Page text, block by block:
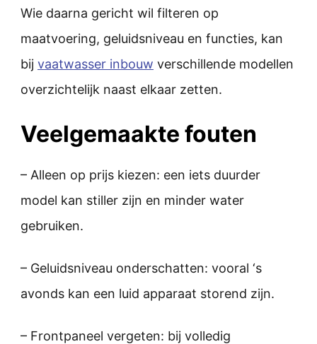
Wie daarna gericht wil filteren op
maatvoering, geluidsniveau en functies, kan
bij vaatwasser inbouw verschillende modellen
overzichtelijk naast elkaar zetten.
Veelgemaakte fouten
– Alleen op prijs kiezen: een iets duurder
model kan stiller zijn en minder water
gebruiken.
– Geluidsniveau onderschatten: vooral ‘s
avonds kan een luid apparaat storend zijn.
– Frontpaneel vergeten: bij volledig